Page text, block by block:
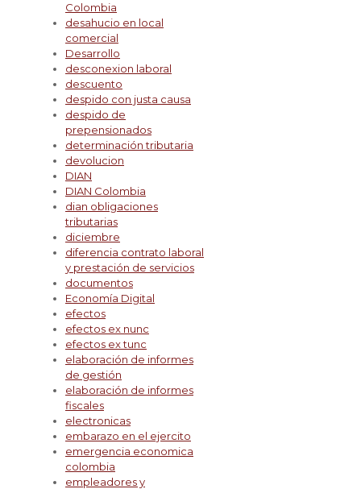
Colombia
desahucio en local
comercial
Desarrollo
desconexion laboral
descuento
despido con justa causa
despido de
prepensionados
determinación tributaria
devolucion
DIAN
DIAN Colombia
dian obligaciones
tributarias
diciembre
diferencia contrato laboral
y prestación de servicios
documentos
Economía Digital
efectos
efectos ex nunc
efectos ex tunc
elaboración de informes
de gestión
elaboración de informes
fiscales
electronicas
embarazo en el ejercito
emergencia economica
colombia
empleadores y